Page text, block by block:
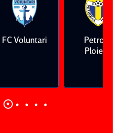
FC Voluntari
Petrolul
Ploieşti